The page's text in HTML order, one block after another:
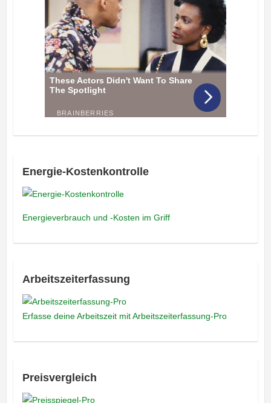
Energie-Kostenkontrolle
Energieverbrauch und -Kosten im Griff
Arbeitszeiterfassung
Erfasse deine Arbeitszeit mit Arbeitszeiterfassung-Pro
Preisvergleich